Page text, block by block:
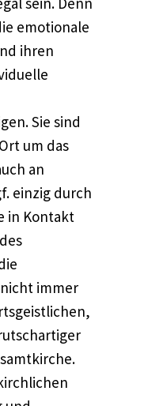
emotionale
ihren
Sie sind
um das
an
einzig durch
in Kontakt
immer